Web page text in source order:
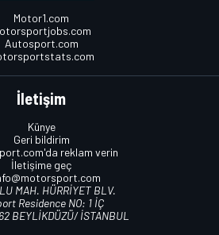
Motor1.com
Autosport.com
İletişim
Künye
Geri bildirim
reklam verin
İletişime geç
MAH. HÜRRİYET BLV.
Residence NO: 1 İÇ
BEYLİKDÜZÜ/ İSTANBUL